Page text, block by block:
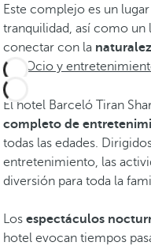
Este complejo es un
tranquilidad, así como un
conectar con la
Ocio y
El hotel Barceló Tiran
completo de
todas las edades.
entretenimiento, las
diversión para toda la
Los espectáculos
hotel evocan tiempos